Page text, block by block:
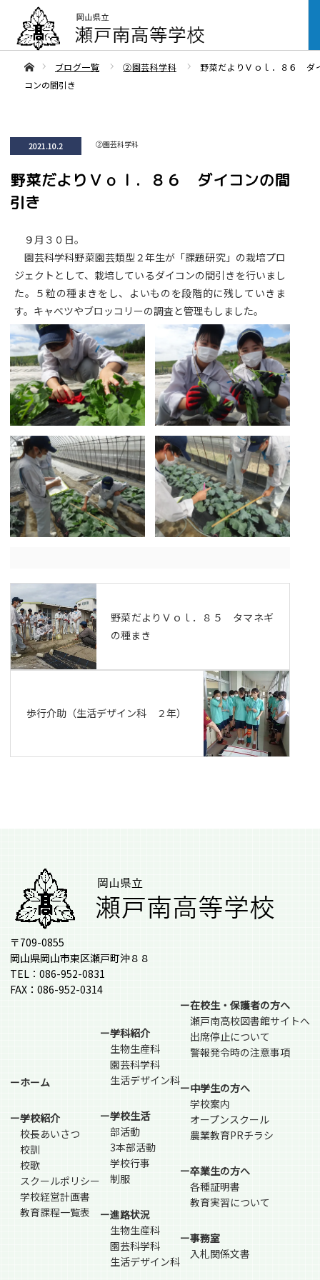
ああホームブログ一覧 ②園芸科学科
野菜だよりＶｏｌ．８６ ダ
コンの間引き
2021.10.2 ②園芸科学科
野菜だよりＶｏｌ．８６ ダイコンの間
引き
９月３０日。
園芸科学科野菜園芸類型２年生が「課題研究」の栽培プロ
ジェクトとして、栽培しているダイコンの間引きを行いまし
た。５粒の種まきをし、よいものを段階的に残していきま
す。キャベツやブロッコリーの調査と管理もしました。
野菜だよりＶｏｌ．８５ タマネギ
の種まき
歩行介助（生活デザイン科 ２年）
〒709-0855
岡山県岡山市東区瀬戸町沖８８
TEL：086-952-0831
FAX：086-952-0314
ーホーム
ー学校紹介
校長あいさつ
校訓
校歌
スクールポリシー
学校経営計画書
教育課程一覧表
ー学科紹介
生物生産科
園芸科学科
生活デザイン科
ー学校生活
部活動
3本部活動
学校行事
制服
ー進路状況
生物生産科
園芸科学科
生活デザイン科
ー在校生・保護者の方へ
瀬戸南高校図書館サイトへ
出席停止について
警報発令時の注意事項
ー中学生の方へ
学校案内
オープンスクール
農業教育PRチラシ
ー卒業生の方へ
各種証明書
教育実習について
ー事務室
入札関係文書